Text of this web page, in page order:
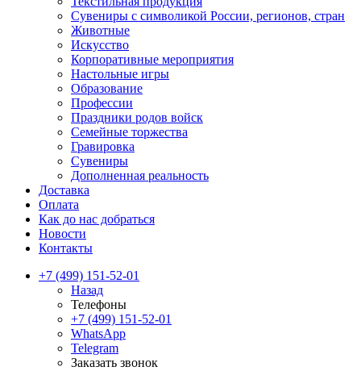
Сувениры с символикой России, регионов, стран
Животные
Искусство
Корпоративные мероприятия
Настольные игры
Образование
Профессии
Праздники родов войск
Семейные торжества
Гравировка
Сувениры
Дополненная реальность
Доставка
Оплата
Как до нас добраться
Новости
Контакты
+7 (499) 151-52-01
Назад
Телефоны
+7 (499) 151-52-01
WhatsApp
Telegram
Заказать звонок